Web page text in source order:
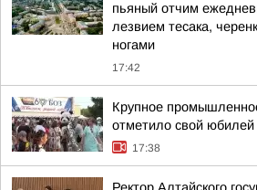
пьяный отчим
лезвием тесака,
ногами
17:42
Крупное
отметило свой юбилей
17:38